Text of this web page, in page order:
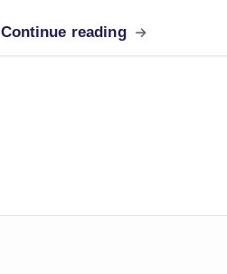
Continue reading